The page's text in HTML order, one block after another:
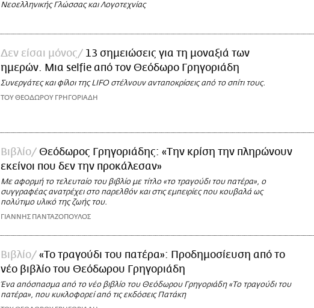
Νεοελληνικής Γλώσσας και Λογοτεχνίας
Δεν είσαι μόνος
13 σημειώσεις για τη μοναξιά των
ημερών. Μια selfie από τον Θεόδωρο Γρηγοριάδη
Συνεργάτες και φίλοι της LIFO στέλνουν ανταποκρίσεις από το σπίτι τους.
ΤΟΥ ΘΕΟΔΩΡΟΥ ΓΡΗΓΟΡΙΑΔΗ
Βιβλίο
Θεόδωρος Γρηγοριάδης: «Την κρίση την πληρώνουν
εκείνοι που δεν την προκάλεσαν»
Με αφορμή το τελευταίο του βιβλίο με τίτλο «το τραγούδι του πατέρα», ο
συγγραφέας ανατρέχει στο παρελθόν και στις εμπειρίες που κουβαλά ως
πολύτιμο υλικό της ζωής του.
ΓΙΑΝΝΗΣ ΠΑΝΤΑΖΟΠΟΥΛΟΣ
Βιβλίο
«Το τραγούδι του πατέρα»: Προδημοσίευση από το
νέο βιβλίο του Θεόδωρου Γρηγοριάδη
Ένα απόσπασμα από το νέο βιβλίο του Θεόδωρου Γρηγοριάδη «Το τραγούδι του
πατέρα», που κυκλοφορεί από τις εκδόσεις Πατάκη